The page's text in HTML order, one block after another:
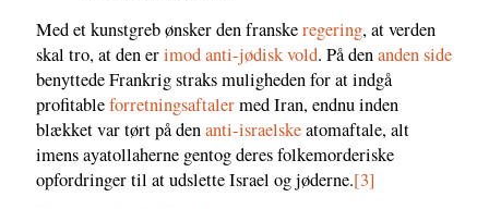
Med et kunstgreb ønsker den franskeregering, at verden
skal tro, at den erimod anti-jødisk vold. På denanden side
benyttede Frankrig straks muligheden for at indgå
profitableforretningsaftalermed Iran, endnu inden
blækket var tørt på denanti-israelskeatomaftale, alt
imens ayatollaherne gentog deres folkemorderiske
opfordringer til at udslette Israel og jøderne.[3]